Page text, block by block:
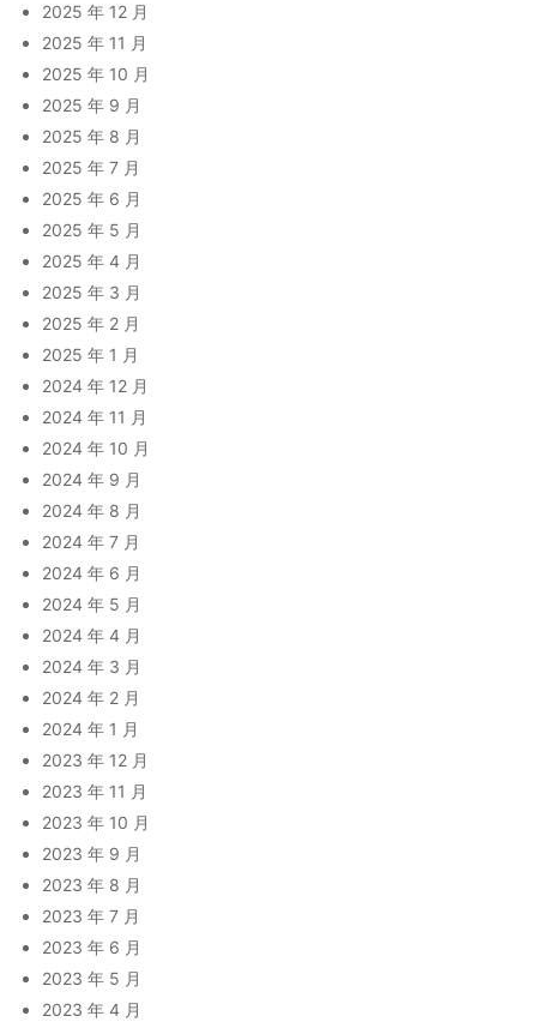
2025 年 12 月
2025 年 11 月
2025 年 10 月
2025 年 9 月
2025 年 8 月
2025 年 7 月
2025 年 6 月
2025 年 5 月
2025 年 4 月
2025 年 3 月
2025 年 2 月
2025 年 1 月
2024 年 12 月
2024 年 11 月
2024 年 10 月
2024 年 9 月
2024 年 8 月
2024 年 7 月
2024 年 6 月
2024 年 5 月
2024 年 4 月
2024 年 3 月
2024 年 2 月
2024 年 1 月
2023 年 12 月
2023 年 11 月
2023 年 10 月
2023 年 9 月
2023 年 8 月
2023 年 7 月
2023 年 6 月
2023 年 5 月
2023 年 4 月